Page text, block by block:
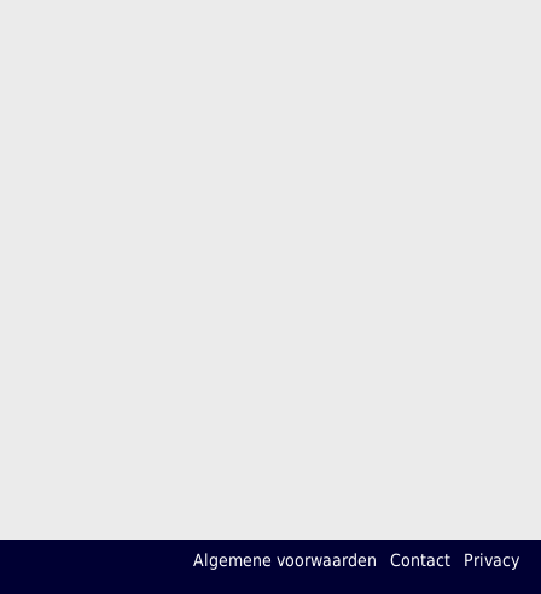
Algemene voorwaarden Contact Privacy